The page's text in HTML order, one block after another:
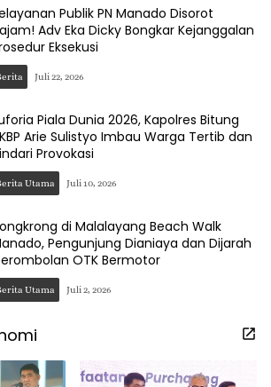
Publik PN Manado Disorot
Adv Eka Dicky Bongkar Kejanggalan
Eksekusi
Juli 22, 2026
Piala Dunia 2026, Kapolres Bitung
Arie Sulistyo Imbau Warga Tertib dan
Provokasi
Utama Juli 10, 2026
di Malalayang Beach Walk
Pengunjung Dianiaya dan Dijarah
OTK Bermotor
Utama Juli 2, 2026